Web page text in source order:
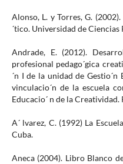
Alonso, L. y Torres, G.
´tico. Universidad de Ciencias
Andrade, E. (2012).
profesional pedago´gica
´n I de la unidad de
vinculacio´n de la escuela
Educacio´ n de la Creatividad.
A´ lvarez, C. (1992) La
Cuba.
Aneca (2004). Libro Blanco